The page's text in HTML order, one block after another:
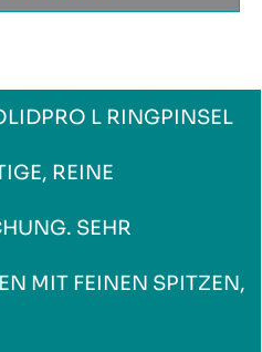
L RINGPINSEL
REINE K
SEHR F
MIT FEINEN SPITZEN, D